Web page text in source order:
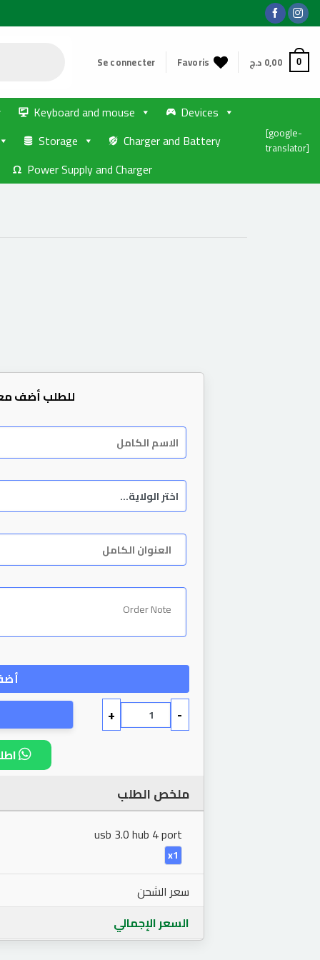
Se connecter Favoris 0,00 د.ج 0
Keyboard and mouse
Devices
Storage
Charger and Battery
Power Supply and Charger
[google-
translator]
للطلب أضف
-
+
ملخص الطلب
usb 3.0 hub 4 port
x1
سعر الشحن
السعر الإجمالي